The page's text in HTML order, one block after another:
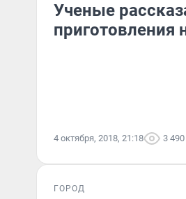
Ученые
приготовления
4 октября, 2018, 21:18 3 490
ГОРОД